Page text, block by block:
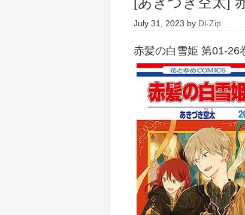
July 31, 2023 by Dl-Zip
赤髪の白雪姫 第01-26